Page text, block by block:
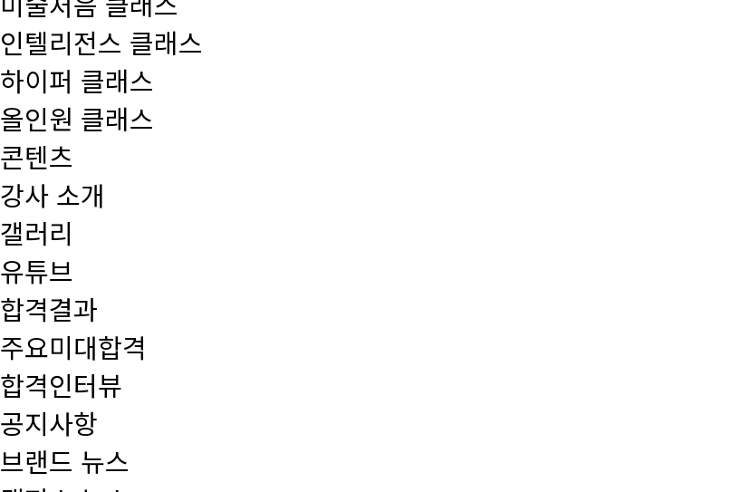
인텔리전스 클래스
하이퍼 클래스
올인원 클래스
콘텐츠
강사 소개
갤러리
유튜브
합격결과
주요미대합격
합격인터뷰
공지사항
브랜드 뉴스